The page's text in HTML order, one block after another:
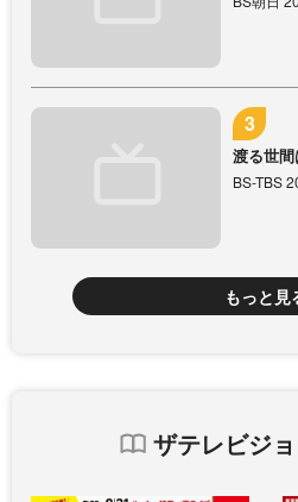
渡る世
BS-TBS
もっと見
ザテレビジ